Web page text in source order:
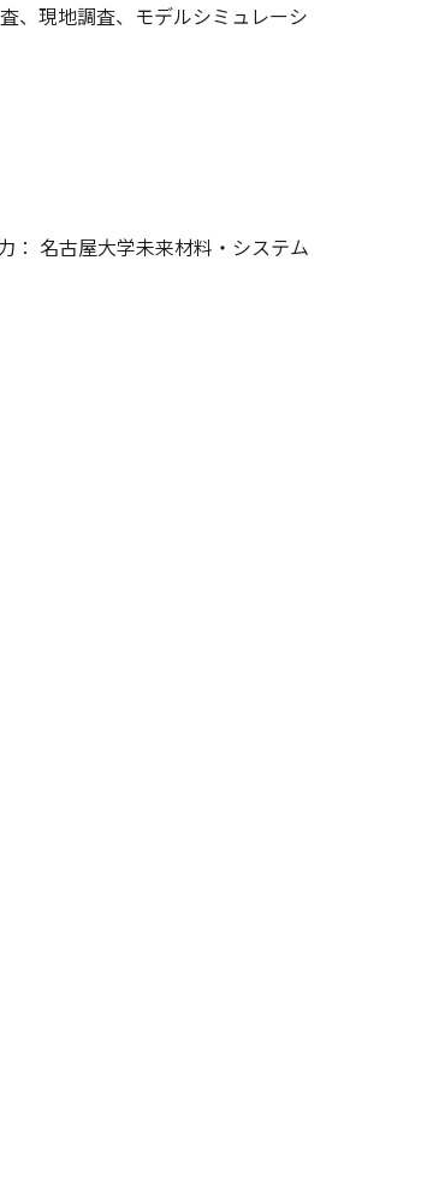
、現地調査、モデルシミュレーシ
： 名古屋大学未来材料・システム